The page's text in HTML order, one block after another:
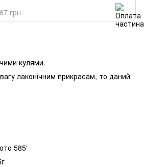
грн
кулями.
лаконічним прикрасам, то даний
585'